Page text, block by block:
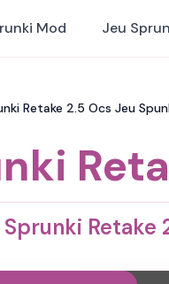
Mod Jeu
Retake 2.5 Ocs Jeu
Retake